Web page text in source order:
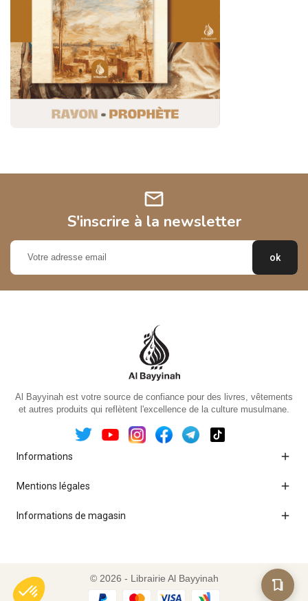
mail
S'inscrire à la newsletter
Al Bayyinah est votre source de confiance pour des livres, vêtements
et autres produits qui reflètent l'excellence de la culture musulmane.
Informations 
Mentions légales 
Informations de magasin 
© 2026 - Librairie Al Bayyinah